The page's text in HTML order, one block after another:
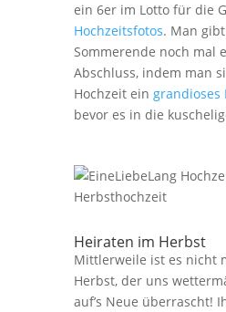
ein 6er im Lotto für die
Hochzeitsfotos. Man
Sommerende noch mal
Abschluss, indem man
Hochzeit ein grandioses
bevor es in die
Heiraten im Herbst
Mittlerweile ist es nicht
Herbst, der uns
auf’s Neue überrascht!